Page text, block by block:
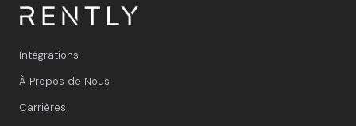
Intégrations
À Propos de Nous
Carrières